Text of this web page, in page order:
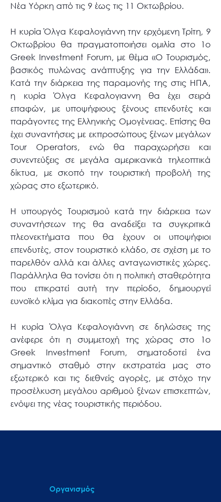
Νέα Υόρκη από τις 9 έως τις 11 Οκτωβρίου.
Η κυρία Όλγα Κεφαλογιάννη την ερχόμενη Τρίτη, 9
Οκτωβρίου θα πραγματοποιήσει ομιλία στο 1ο
Greek Investment Forum, με θέμα «Ο Τουρισμός,
βασικός πυλώνας ανάπτυξης για την Ελλάδα».
Κατά την διάρκεια της παραμονής της στις ΗΠΑ,
η κυρία Όλγα Κεφαλογιαννη θα έχει σειρά
επαφών, με υποψήφιους ξένους επενδυτές και
παράγοντες της Ελληνικής Ομογένειας. Επίσης θα
έχει συναντήσεις με εκπροσώπους ξένων μεγάλων
Τour Operators, ενώ θα παραχωρήσει και
συνεντεύξεις σε μεγάλα αμερικανικά τηλεοπτικά
δίκτυα, με σκοπό την τουριστική προβολή της
χώρας στο εξωτερικό.
Η υπουργός Τουρισμού κατά την διάρκεια των
συναντήσεων της θα αναδείξει τα συγκριτικά
πλεονεκτήματα που θα έχουν οι υποψήφιοι
επενδυτές, στον τουριστικό κλάδο, σε σχέση με το
παρελθόν αλλά και άλλες ανταγωνιστικές χώρες.
Παράλληλα θα τονίσει ότι η πολιτική σταθερότητα
που επικρατεί αυτή την περίοδο, δημιουργεί
ευνοϊκό κλίμα για διακοπές στην Ελλάδα.
Η κυρία Όλγα Κεφαλογιάννη σε δηλώσεις της
ανέφερε ότι η συμμετοχή της χώρας στο 1ο
Greek Investment Forum, σηματοδοτεί ένα
σημαντικό σταθμό στην εκστρατεία μας στο
εξωτερικό και τις διεθνείς αγορές, με στόχο την
προσέλκυση μεγάλου αριθμού ξένων επισκεπτών,
ενόψει της νέας τουριστικής περιόδου.
Οργανισμός